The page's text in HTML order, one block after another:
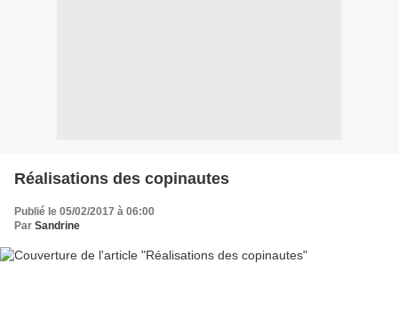
Réalisations des copinautes
Publié le 05/02/2017 à 06:00
Par Sandrine